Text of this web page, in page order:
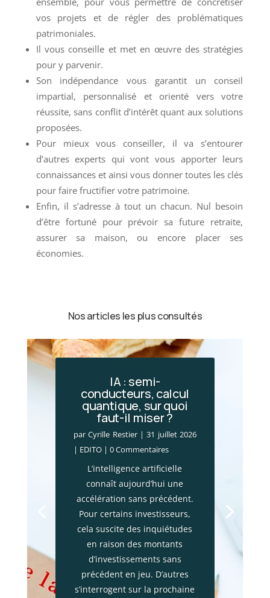
vos projets et de régler des problématiques
patrimoniales.
Il vous conseille et met en œuvre des stratégies
pour y parvenir.
Son indépendance vous garantit un conseil
impartial, personnalisé et orienté vers votre
réussite, sans conflit d’intérêt quant aux solutions
proposées.
Pour mieux vous conseiller, il va s’entourer
d’autres experts qui vont vous apporter leurs
connaissances et ainsi vous donner toutes les clés
pour faire fructifier votre patrimoine.
Enfin, il s’adresse à tout un chacun. Nul besoin
d’être fortuné pour prévoir sa future retraite,
assurer sa maison, ou encore placer ses
économies.
Nos articles les plus consultés
IA : semi-
conducteurs, calcul
quantique, sur quoi
faut-il miser ?
parCyrille Restier|31 juillet 2026
| EDITO| 0 Commentaires
L’intelligence artificielle
connaît aujourd’hui une
accélération sans précédent.
Pour certains investisseurs,
cela suscite des inquiétudes
en raison des montants
d’investissements sans
précédent en jeu. D’autres
s’interrogent sur la prochaine